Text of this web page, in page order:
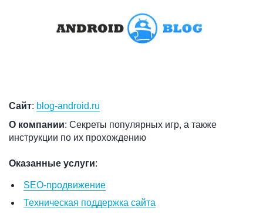
Сайт: blog-android.ru
О компании: Секреты популярных игр, а также
инструкции по их прохождению
Оказанные услуги:
SEO-продвижение
Техническая поддержка сайта